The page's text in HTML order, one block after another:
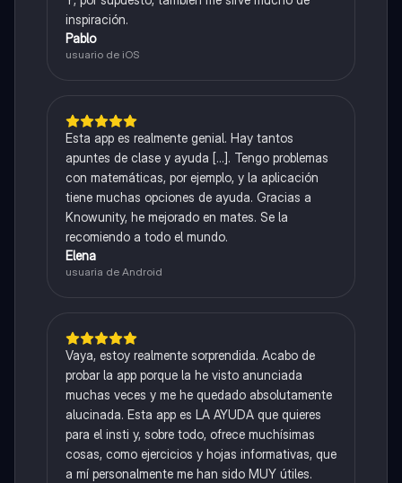
inspiración.
Pablo
usuario de iOS
Esta app es realmente genial. Hay tantos
apuntes de clase y ayuda [...]. Tengo problemas
con matemáticas, por ejemplo, y la aplicación
tiene muchas opciones de ayuda. Gracias a
Knowunity, he mejorado en mates. Se la
recomiendo a todo el mundo.
Elena
usuaria de Android
Vaya, estoy realmente sorprendida. Acabo de
probar la app porque la he visto anunciada
muchas veces y me he quedado absolutamente
alucinada. Esta app es LA AYUDA que quieres
para el insti y, sobre todo, ofrece muchísimas
cosas, como ejercicios y hojas informativas, que
a mí personalmente me han sido MUY útiles.